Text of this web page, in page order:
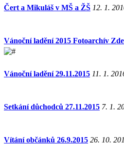
Čert a Mikuláš v MŠ a ŽŠ 12. 1.
Vánoční ladění 2015 Fotoarchív
Vánoční ladění 29.11.2015 11. 1.
Setkání důchodců 27.11.2015 7. 1.
Vítání občánků 26.9.2015 26. 10.